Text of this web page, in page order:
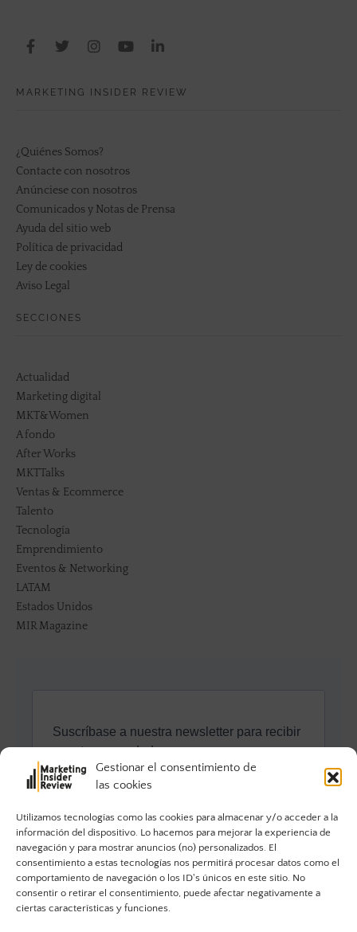
Gestionar el consentimiento de
las cookies
Utilizamos tecnologías como las cookies para almacenar y/o acceder a la
información del dispositivo. Lo hacemos para mejorar la experiencia de
navegación y para mostrar anuncios (no) personalizados. El
consentimiento a estas tecnologías nos permitirá procesar datos como el
comportamiento de navegación o los ID's únicos en este sitio. No
consentir o retirar el consentimiento, puede afectar negativamente a
ciertas características y funciones.
MARKETING INSIDER REVIEW
¿Quiénes Somos?
Contacte con nosotros
Anúnciese con nosotros
Comunicados y Notas de Prensa
Ayuda del sitio web
Política de privacidad
Ley de cookies
Aviso Legal
SECCIONES
Actualidad
Marketing digital
MKT&Women
A fondo
After Works
MKTTalks
Ventas & Ecommerce
Talento
Tecnología
Emprendimiento
Eventos & Networking
LATAM
Estados Unidos
MIR Magazine